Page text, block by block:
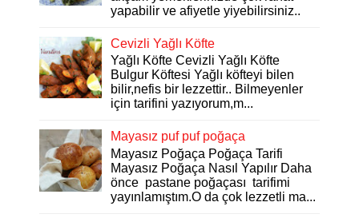
yapabilir ve afiyetle yiyebilirsiniz..
Cevizli Yağlı Köfte
Yağlı Köfte Cevizli Yağlı Köfte
Bulgur Köftesi Yağlı köfteyi bilen
bilir,nefis bir lezzettir.. Bilmeyenler
için tarifini yazıyorum,m...
Mayasız puf puf poğaça
Mayasız Poğaça Poğaça Tarifi
Mayasız Poğaça Nasıl Yapılır Daha
önce pastane poğaçası tarifimi
yayınlamıştım.O da çok lezzetli ma...